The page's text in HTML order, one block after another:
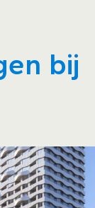
bij The
bij